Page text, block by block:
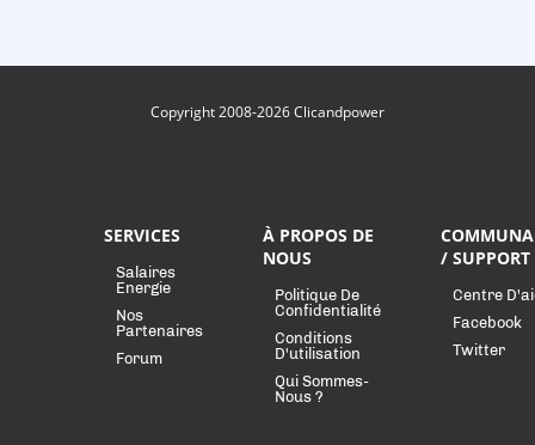
Copyright 2008-2026 Clicandpower
SERVICES
Salaires
Energie
Nos
Partenaires
Forum
À PROPOS DE
NOUS
Politique De
Confidentialité
Conditions
D'utilisation
Qui Sommes-
Nous ?
/ SUPPORT
Centre
Facebook
Twitter